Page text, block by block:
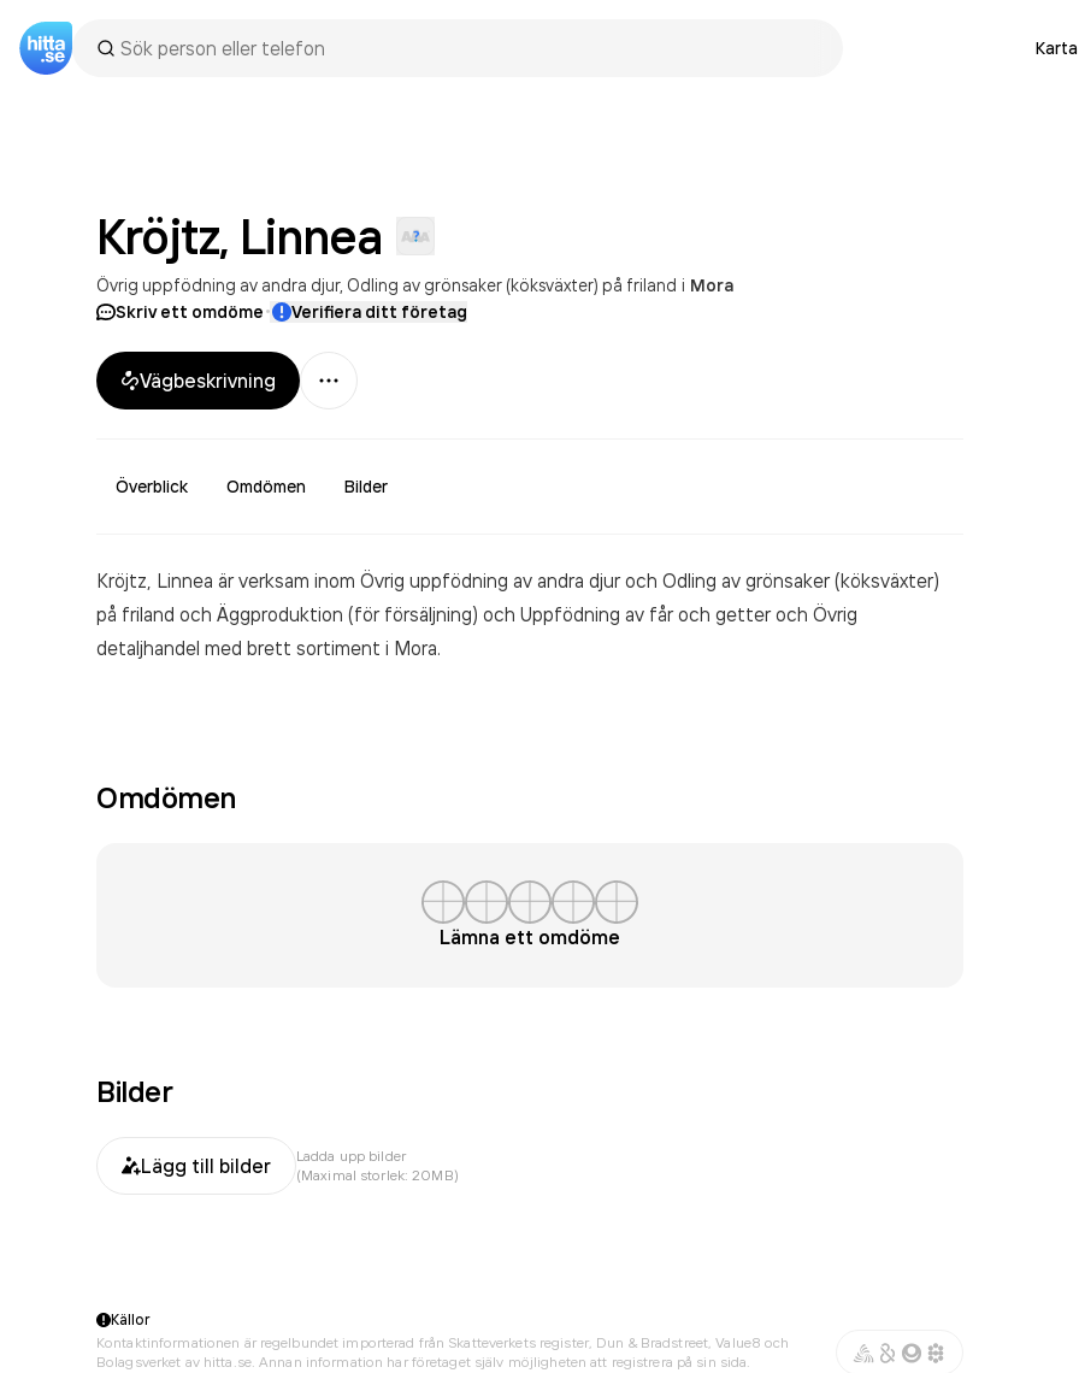
Karta
Kröjtz, Linnea
Övrig uppfödning av andra djur Odling av grönsaker (köksväxter) på friland i Mora
Skriv ett omdöme· Verifiera ditt företag
Vägbeskrivning
Mer
Överblick Omdömen Bilder
Kröjtz, Linnea är verksam inom Övrig uppfödning av andra djur och Odling av grönsaker (köksväxter)
på friland och Äggproduktion (för försäljning) och Uppfödning av får och getter och Övrig
detaljhandel med brett sortiment i Mora.
Omdömen
Lämna ett omdöme
Bilder
Lägg till bilder
Ladda upp bilder
(Maximal storlek: 20MB)
Källor
Kontaktinformationen är regelbundet importerad från Skatteverkets register, Dun & Bradstreet, Value8 och
Bolagsverket av hitta.se. Annan information har företaget själv möjligheten att registrera på sin sida.